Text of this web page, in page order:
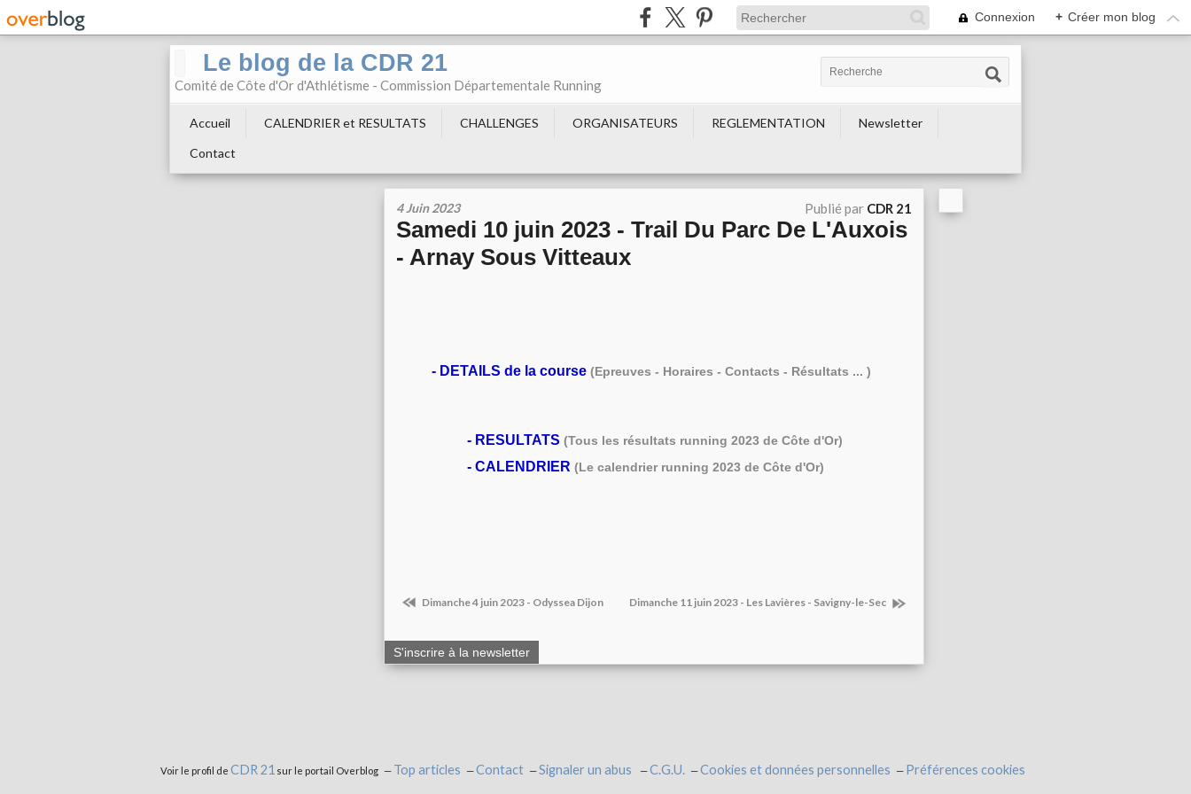
Connexion + Créer mon blog
Le blog de la CDR 21
Comité de Côte d'Or d'Athlétisme - Commission Départementale Running
Accueil CALENDRIER et RESULTATS CHALLENGES ORGANISATEURS REGLEMENTATION
Newsletter
Contact
4 Juin 2023 Publié par CDR 21
Samedi 10 juin 2023 - Trail Du Parc De L'Auxois
- Arnay Sous Vitteaux
- DETAILS de la course (Epreuves - Horaires - Contacts - Résultats ... )
- RESULTATS (Tous les résultats running 2023 de Côte d'Or)
- CALENDRIER (Le calendrier running 2023 de Côte d'Or)
Dimanche 4 juin 2023 - Odyssea Dijon Dimanche 11 juin 2023 - Les Lavières - Savigny-le-Sec
S'inscrire à la newsletter
Voir le profil de CDR 21 sur le portail Overblog Top articles Contact Signaler un abus C.G.U. Cookies et données personnelles Préférences cookies